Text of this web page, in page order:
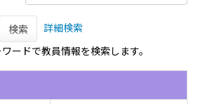
検索
詳細検索
ードで教員情報を検索します。